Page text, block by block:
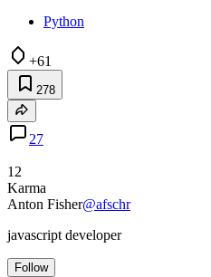
Python
+61
278
27
12
Karma
Anton Fisher@afschr
javascript developer
Follow